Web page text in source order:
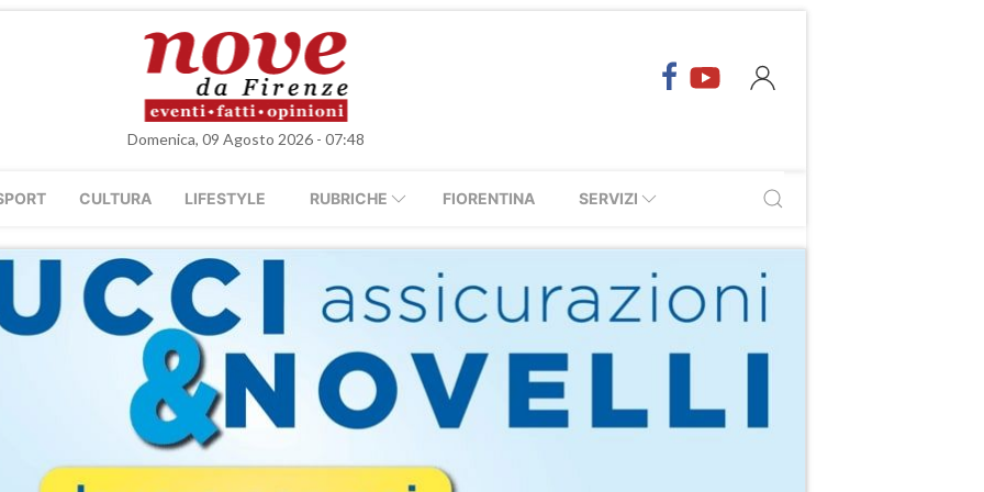
Domenica, 09 Agosto 2026 - 07:48
CULTURA LIFESTYLE RUBRICHE FIORENTINA SERVIZI